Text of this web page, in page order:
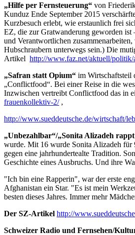
„Hilfe per Fernsteuerung“ von
Kunduz Ende September 2015
Kurzbesuch erlebt, wie erstaunlich frei
EZ, die zur Gratwanderung geworden
und Verantwortlichen
Hubschraubern unterwegs sein.) Die
Artikel http://www.faz.net/aktuell/politik/
„Safran statt Opium“ im Wirtschaftsteil
„Conflictfood“. Bei einer Reise in die
Inzwischen vertreibt Conflictfood das in
frauenkollektiv-2/,
http://www.sueddeutsche.de/wirtschaft/
„Unbezahlbar“/„Sonita Alizadeh
wurde. Mit 16 wurde Sonita Alizadeh für
gegen eine jahrhundertealte Tradition.
Geschichte eines Ausbruchs. Und ihre
"Ich bin eine Rapperin", war der erste
Afghanistan ein Star. "Es ist mein
besten dieses Jahres. Immer mehr
Der SZ-Artikel http://
Schweizer Radio und Fernsehen/